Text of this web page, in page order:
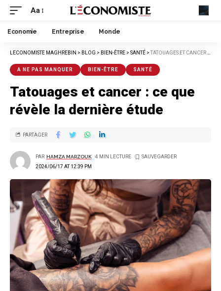
Aa
Economie Entreprise Monde
LECONOMISTE MAGHREBIN > BLOG > BIEN-ÊTRE > SANTÉ >TATOUAGES ET CANCER : CE QUE RÉVÈLE LA DERNIÈRE ÉTUDE
A NE PAS MANQUER BIEN-ÊTRE SANTÉ
Tatouages et cancer : ce que
révèle la dernière étude
2024/06/17 AT 12:39 PM
PAR HAMZA MARZOUK 4 MIN LECTURE
PARTAGER